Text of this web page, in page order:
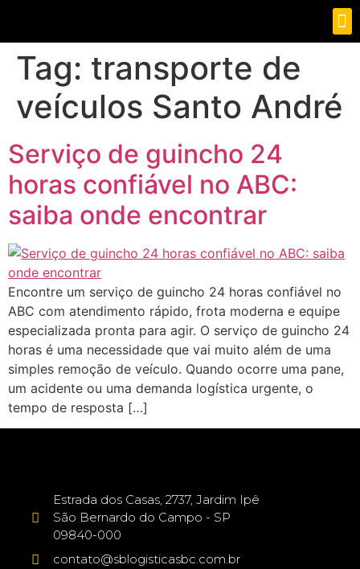
Tag: transporte de
veículos Santo André
Serviço de guincho 24
horas confiável no ABC:
saiba onde encontrar
Encontre um serviço de guincho 24 horas confiável no
ABC com atendimento rápido, frota moderna e equipe
especializada pronta para agir. O serviço de guincho 24
horas é uma necessidade que vai muito além de uma
simples remoção de veículo. Quando ocorre uma pane,
um acidente ou uma demanda logística urgente, o
tempo de resposta […]
Estrada dos Casas, 2737, Jardim Ipê
São Bernardo do Campo - SP
09840-000
contato@sblogisticasbc.com.br